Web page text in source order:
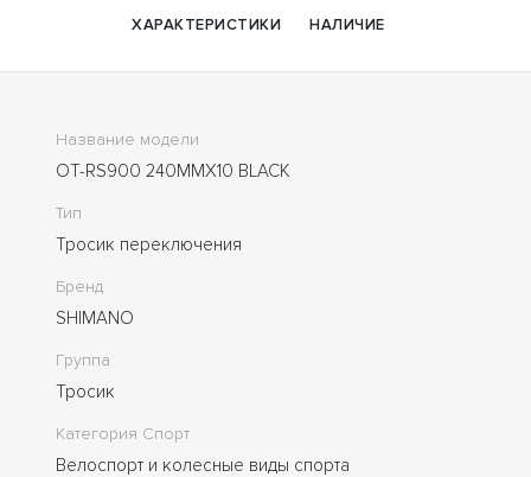
ХАРАКТЕРИСТИКИ НАЛИЧИЕ
Название модели
OT-RS900 240MMX10 BLACK
Тип
Тросик переключения
Бренд
SHIMANO
Группа
Тросик
Категория Спорт
Велоспорт и колесные виды спорта